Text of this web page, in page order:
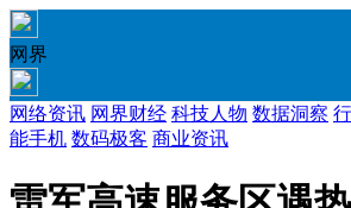
网界
网络资讯 网界财经 科技人物 数据洞察
能手机 数码极客 商业资讯